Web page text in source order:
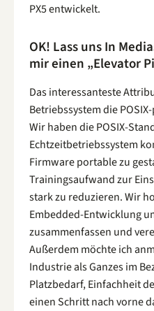
PX5 entwickelt.
OK! Lass uns In
mir einen „Elevator
Das interessanteste
Betriebssystem die
Wir haben die POSIX-
Echtzeitbetriebssystem
Firmware portable zu
Trainingsaufwand zur
stark zu reduzieren. Wir
Embedded-Entwicklung
zusammenfassen und
Außerdem möchte ich
Industrie als Ganzes im
Platzbedarf, Einfachheit
einen Schritt nach vorne